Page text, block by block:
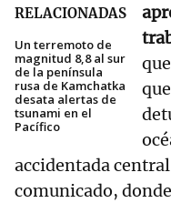
RELACIONADAS
Un terremoto de
magnitud 8,8 al sur
de la península
rusa de Kamchatka
desata alertas de
tsunami en el
Pacífico
accidentada
comunicado,